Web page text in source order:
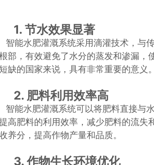
1. 节水效果显著
智能水肥灌溉系统采用滴灌技术，与
部，有效避免了水分的蒸发和渗漏，
缺的国家来说，具有非常重要的意义。
2. 肥料利用效率高
智能水肥灌溉系统可以将肥料直接与
高肥料的利用效率，减少肥料的流失
养分，提高作物产量和品质。
3. 作物生长环境优化